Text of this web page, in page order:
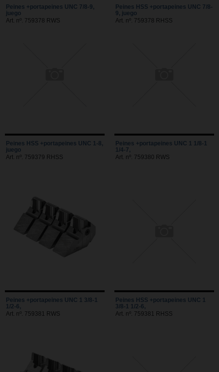
Peines +portapeines UNC 7/8-9,
juego
Art. nº. 759378 RWS
Peines HSS +portapeines UNC 7/8-
9, juego
Art. nº. 759378 RHSS
Peines HSS +portapeines UNC 1-8,
juego
Art. nº. 759379 RHSS
Peines +portapeines UNC 1 1/8-1
1/4-7,
Art. nº. 759380 RWS
Peines +portapeines UNC 1 3/8-1
1/2-6,
Art. nº. 759381 RWS
Peines HSS +portapeines UNC 1
3/8-1 1/2-6,
Art. nº. 759381 RHSS